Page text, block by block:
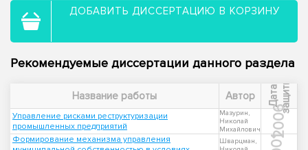
ДОБАВИТЬ ДИССЕРТАЦИЮ В КОРЗИНУ
Рекомендуемые диссертации данного раздела
Название работы Автор Д
а
т
а
з
а
щ
и
ты
Управление рисками реструктуризации
промышленных предприятий
Мазурин,
Николай
Михайлович
2006
Формирование механизма управления
Шварцман,